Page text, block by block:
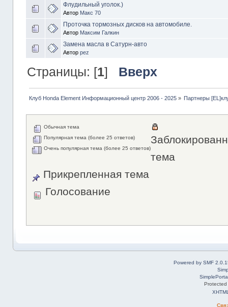
Флудильный уголок.)
Автор Макс 70
Проточка тормозных дисков на автомобиле.
Автор Максим Галкин
Замена масла в Сатурн-авто
Автор pez
Страницы: [1] Вверх
Клуб Honda Element Информационный центр 2006 - 2025» Партнеры
Обычная тема
Популярная тема (более 25 ответов)
Очень популярная тема (более 25 ответов)
тема
Прикрепленная тема
Голосование
Powered by SMF